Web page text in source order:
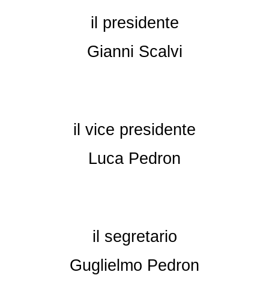
il presidente
Gianni Scalvi
il vice presidente
Luca Pedron
il segretario
Guglielmo Pedron